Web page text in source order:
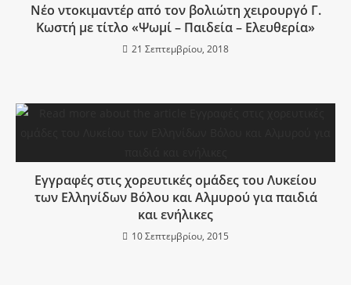
Νέο ντοκιμαντέρ από τον βολιώτη χειρουργό Γ.
Κωστή με τίτλο «Ψωμί – Παιδεία – Ελευθερία»
21 Σεπτεμβρίου, 2018
Εγγραφές στις χορευτικές ομάδες του Λυκείου
των Ελληνίδων Βόλου και Αλμυρού για παιδιά
και ενήλικες
10 Σεπτεμβρίου, 2015